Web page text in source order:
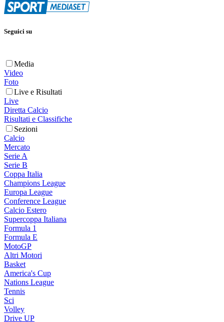
Seguici su
Media
Video
Foto
Live e Risultati
Live
Diretta Calcio
Risultati e Classifiche
Sezioni
Calcio
Mercato
Serie A
Serie B
Coppa Italia
Champions League
Europa League
Conference League
Calcio Estero
Supercoppa Italiana
Formula 1
Formula E
MotoGP
Altri Motori
Basket
America's Cup
Nations League
Tennis
Sci
Volley
Drive UP